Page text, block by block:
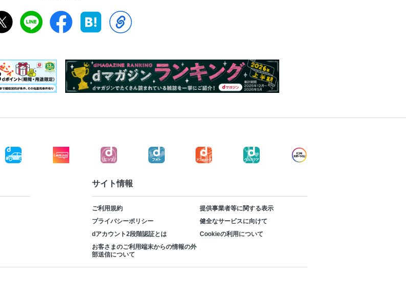
サイト情報
ご利用規約
提供事業者等に関する表示
プライバシーポリシー
健全なサービスに向けて
dアカウント2段階認証とは
Cookieの利用について
お客さまのご利用端末からの情報の外
部送信について